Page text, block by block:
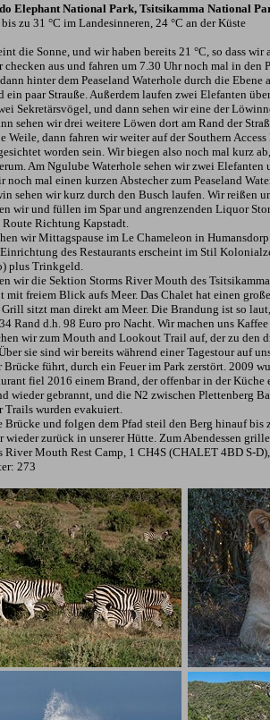
Elephant National Park, Tsitsikamma National
zu 31 °C im Landesinneren, 24 °C an der Küste
die Sonne, und wir haben bereits 21 °C, so dass
checken aus und fahren um 7.30 Uhr noch mal in
hinter dem Peaseland Waterhole durch die
ein paar Strauße. Außerdem laufen zwei Elefanten
Sekretärsvögel, und dann sehen wir eine der
sehen wir drei weitere Löwen dort am Rand der
Weile, dann fahren wir weiter auf der Southern
worden sein. Wir biegen also noch mal kurz
Am Ngulube Waterhole sehen wir zwei Elefanten
noch mal einen kurzen Abstecher zum Peaseland
sehen wir kurz durch den Busch laufen. Wir reißen
wir und füllen im Spar und angrenzenden Liquor
Richtung Kapstadt.
wir Mittagspause im Le Chameleon in
des Restaurants erscheint im Stil
plus Trinkgeld.
wir die Sektion Storms River Mouth des
mit freiem Blick aufs Meer. Das Chalet hat einen
sitzt man direkt am Meer. Die Brandung ist so
Rand d.h. 98 Euro pro Nacht. Wir machen uns
wir zum Mouth and Lookout Trail auf, der zu den
sie sind wir bereits während einer Tagestour auf
führt, durch ein Feuer im Park zerstört. 2009
fiel 2016 einem Brand, der offenbar in der
wieder gebrannt, und die N2 zwischen Plettenberg
Trails wurden evakuiert.
Brücke und folgen dem Pfad steil den Berg hinauf
zurück in unserer Hütte. Zum Abendessen
River Mouth Rest Camp, 1 CH4S (CHALET 4BD S-
273